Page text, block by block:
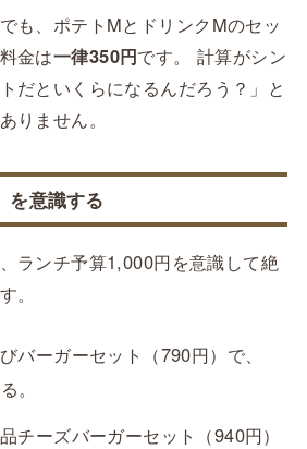
も、ポテトMとドリンクMのセッ
金は一律350円です。 計算がシン
だといくらになるんだろう？」と
りません。
を意識する
ランチ予算1,000円を意識して絶
。
バーガーセット（790円）で、
。
チーズバーガーセット（940円）